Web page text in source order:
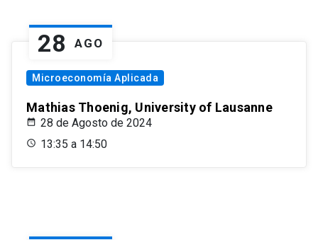
28 AGO
Microeconomía Aplicada
Mathias Thoenig, University of Lausanne
28 de Agosto de 2024
13:35 a 14:50